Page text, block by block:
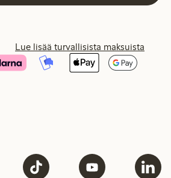
Lue lisää turvallisista maksuista